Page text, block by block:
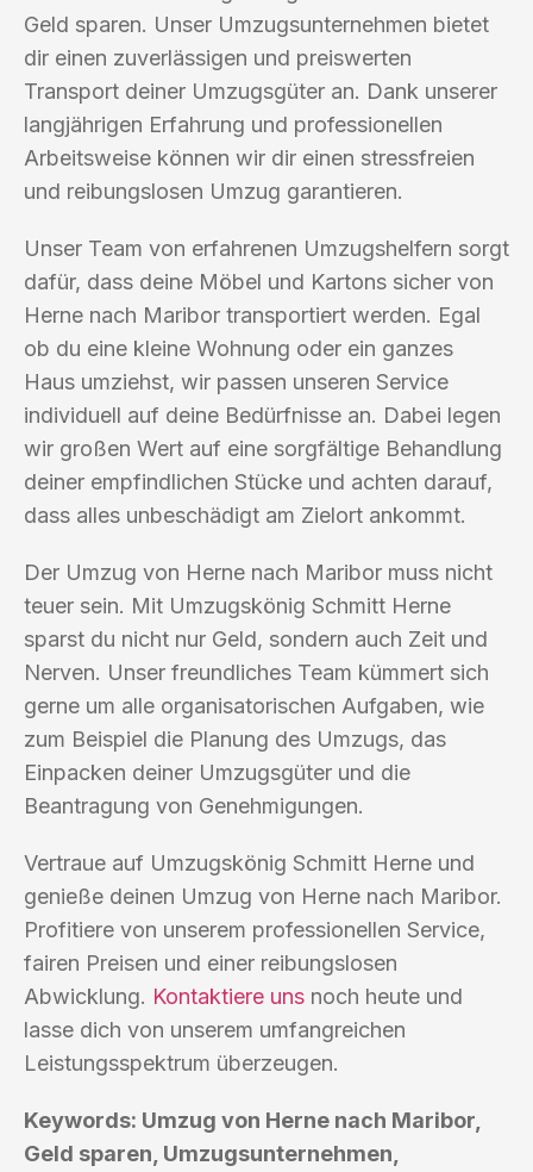
Geld sparen. Unser Umzugsunternehmen bietet
dir einen zuverlässigen und preiswerten
Transport deiner Umzugsgüter an. Dank unserer
langjährigen Erfahrung und professionellen
Arbeitsweise können wir dir einen stressfreien
und reibungslosen Umzug garantieren.
Unser Team von erfahrenen Umzugshelfern sorgt
dafür, dass deine Möbel und Kartons sicher von
Herne nach Maribor transportiert werden. Egal
ob du eine kleine Wohnung oder ein ganzes
Haus umziehst, wir passen unseren Service
individuell auf deine Bedürfnisse an. Dabei legen
wir großen Wert auf eine sorgfältige Behandlung
deiner empfindlichen Stücke und achten darauf,
dass alles unbeschädigt am Zielort ankommt.
Der Umzug von Herne nach Maribor muss nicht
teuer sein. Mit Umzugskönig Schmitt Herne
sparst du nicht nur Geld, sondern auch Zeit und
Nerven. Unser freundliches Team kümmert sich
gerne um alle organisatorischen Aufgaben, wie
zum Beispiel die Planung des Umzugs, das
Einpacken deiner Umzugsgüter und die
Beantragung von Genehmigungen.
Vertraue auf Umzugskönig Schmitt Herne und
genieße deinen Umzug von Herne nach Maribor.
Profitiere von unserem professionellen Service,
fairen Preisen und einer reibungslosen
Abwicklung. Kontaktiere uns noch heute und
lasse dich von unserem umfangreichen
Leistungsspektrum überzeugen.
Keywords: Umzug von Herne nach Maribor,
Geld sparen, Umzugsunternehmen,